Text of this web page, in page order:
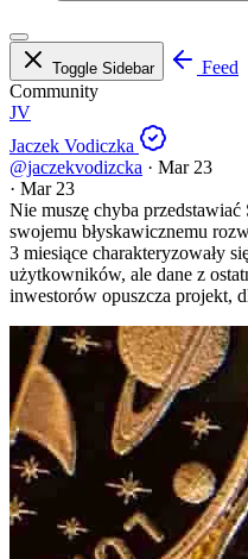
Toggle Sidebar
Feed
Community
JV
Jaczek Vodiczka
@jaczekvodizcka · Mar 23
· Mar 23
Nie muszę chyba
swojemu błyskawicznemu
3 miesiące charakteryzowały
użytkowników, ale dane z
inwestorów opuszcza projekt,